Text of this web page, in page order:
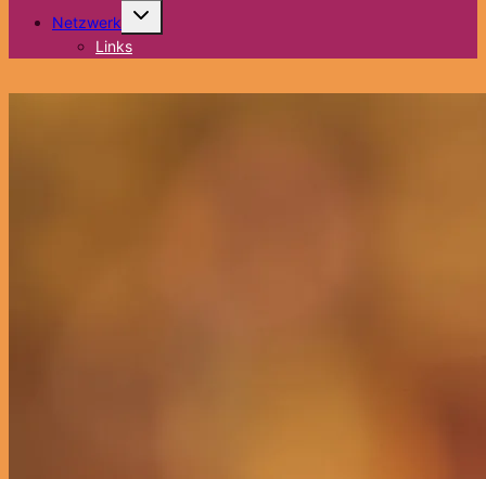
Netzwerk
Untermenü
Links